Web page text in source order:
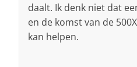
daalt. Ik denk niet dat
en de komst van de
kan helpen.